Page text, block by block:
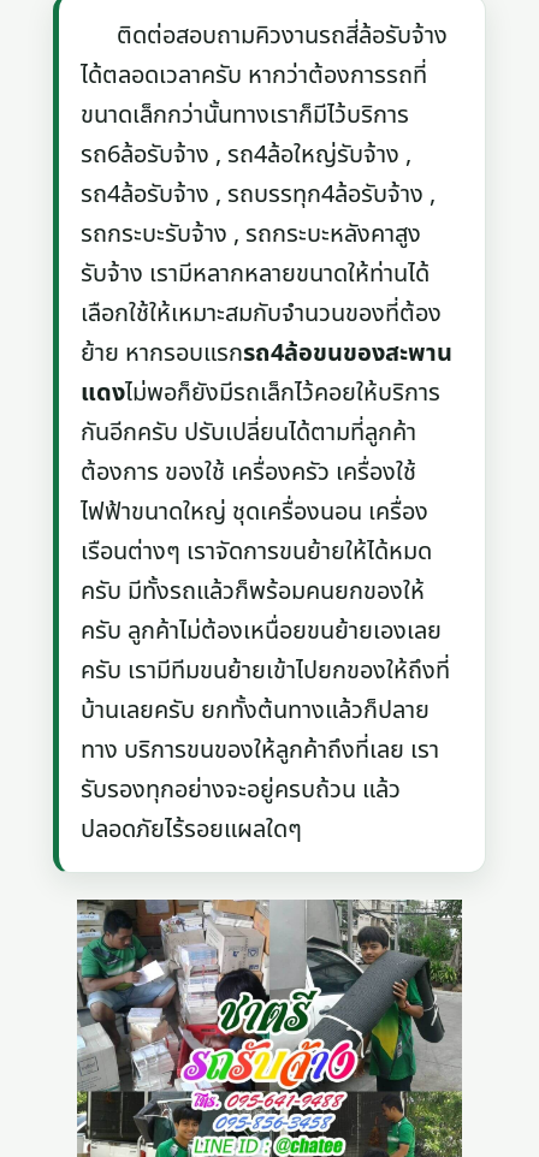
ติดต่อสอบถามคิวงานรถสี่ล้อรับจ้าง
ได้ตลอดเวลาครับ หากว่าต้องการรถที่
ขนาดเล็กกว่านั้นทางเราก็มีไว้บริการ
รถ6ล้อรับจ้าง , รถ4ล้อใหญ่รับจ้าง ,
รถ4ล้อรับจ้าง , รถบรรทุก4ล้อรับจ้าง ,
รถกระบะรับจ้าง , รถกระบะหลังคาสูง
รับจ้าง เรามีหลากหลายขนาดให้ท่านได้
เลือกใช้ให้เหมาะสมกับจำนวนของที่ต้อง
ย้าย หากรอบแรกรถ4ล้อขนของสะพาน
แดงไม่พอก็ยังมีรถเล็กไว้คอยให้บริการ
กันอีกครับ ปรับเปลี่ยนได้ตามที่ลูกค้า
ต้องการ ของใช้ เครื่องครัว เครื่องใช้
ไฟฟ้าขนาดใหญ่ ชุดเครื่องนอน เครื่อง
เรือนต่างๆ เราจัดการขนย้ายให้ได้หมด
ครับ มีทั้งรถแล้วก็พร้อมคนยกของให้
ครับ ลูกค้าไม่ต้องเหนื่อยขนย้ายเองเลย
ครับ เรามีทีมขนย้ายเข้าไปยกของให้ถึงที่
บ้านเลยครับ ยกทั้งต้นทางแล้วก็ปลาย
ทาง บริการขนของให้ลูกค้าถึงที่เลย เรา
รับรองทุกอย่างจะอยู่ครบถ้วน แล้ว
ปลอดภัยไร้รอยแผลใดๆ